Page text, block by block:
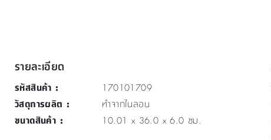
รายละเอียด
รหัสสินค้า :
170101709
วัสดุการผลิต :
ทำจากไนลอน
ขนาดสินค้า : 10.01 x 36.0 x 6.0 ซม.